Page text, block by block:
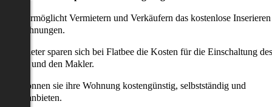
ermöglicht Vermietern und Verkäufern das kostenlose Inserieren
Wohnungen.
Anbieter sparen sich bei Flatbee die Kosten für die Einschaltung des
und den Makler.
können sie ihre Wohnung kostengünstig, selbstständig und
anbieten.